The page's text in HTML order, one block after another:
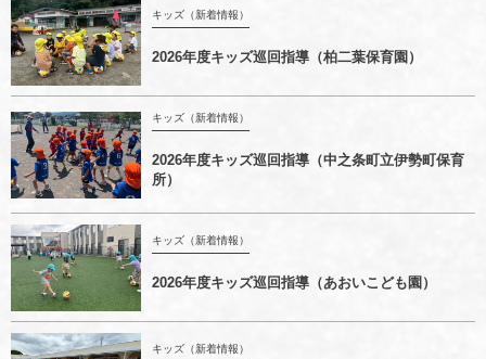
キッズ（新着情報）
2026年度キッズ巡回指導（柏二葉保育園）
キッズ（新着情報）
2026年度キッズ巡回指導（中之条町立伊勢町保育
所）
キッズ（新着情報）
2026年度キッズ巡回指導（あおいこども園）
キッズ（新着情報）